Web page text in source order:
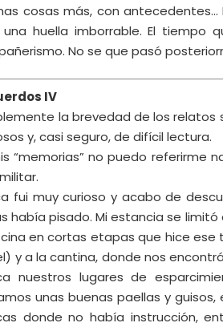
cosas más, con
huella imborrable. El tiempo
No se que pasó
IV
la brevedad de los relatos
y, casi seguro, de difícil lectura.
“memorias” no puedo referirme
fui muy curioso y acabo de
había pisado. Mi estancia se
en cortas etapas que hice
y a la cantina, donde nos
nuestros lugares de
unas buenas paellas y
donde no había instrucción,